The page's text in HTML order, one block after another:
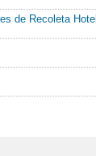
de Recoleta Hotel